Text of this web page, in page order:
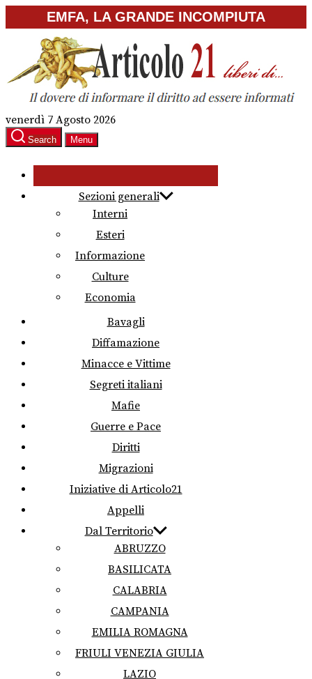
to
content
EMFA, LA GRANDE INCOMPIUTA
venerdì 7 Agosto 2026
Search Menu
Sezioni generali
Interni
Esteri
Informazione
Culture
Economia
Bavagli
Diffamazione
Minacce e Vittime
Segreti italiani
Mafie
Guerre e Pace
Diritti
Migrazioni
Iniziative di Articolo21
Appelli
Dal Territorio
ABRUZZO
BASILICATA
CALABRIA
CAMPANIA
EMILIA ROMAGNA
FRIULI VENEZIA GIULIA
LAZIO